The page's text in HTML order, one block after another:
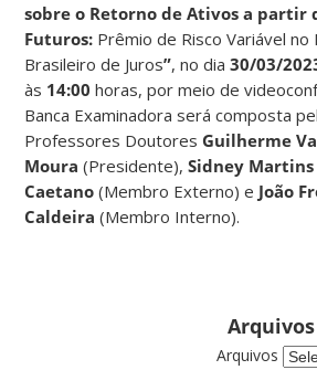
sobre o Retorno de Ativos a partir
Futuros: Prêmio de Risco Variável no
Brasileiro de Juros”, no dia30/03/
às 14:00 horas, por meio de
Banca Examinadora será composta
Professores Doutores Guilherme
Moura (Presidente),Sidney Martins
Caetano (Membro Externo) e João
Caldeira(Membro Interno).
Arquivos
Arquivos